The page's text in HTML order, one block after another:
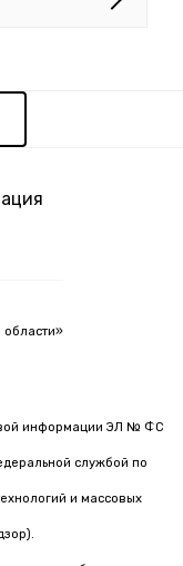
области»
информации ЭЛ № ФС
службой по
и массовых